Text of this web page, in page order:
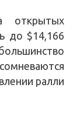
открытых
до $14,166
ралли